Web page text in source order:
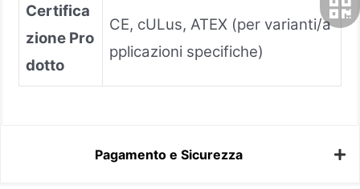
Certifica
zione Pro
dotto
CE, cULus, ATEX (per varianti/a
pplicazioni specifiche)
Pagamento e Sicurezza